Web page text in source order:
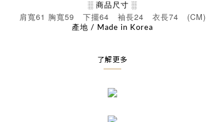
░ 商品尺寸 ░
肩寬61 胸寬59 下擺64 袖長24 衣長74 (CM)
產地 / Made in Korea
了解更多